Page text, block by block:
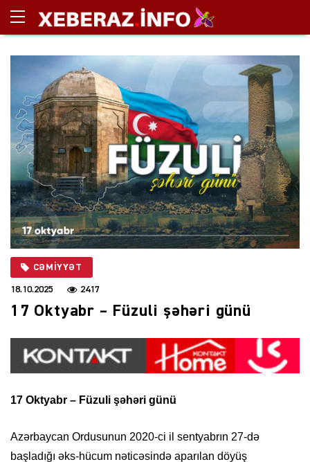
CƏMIYYƏT
18.10.2025 2417
17 Oktyabr – Füzuli şəhəri günü
17 Oktyabr – Füzuli şəhəri günü
Azərbaycan Ordusunun 2020-ci il sentyabrın 27-də
başladığı əks-hücum nəticəsində aparılan döyüş